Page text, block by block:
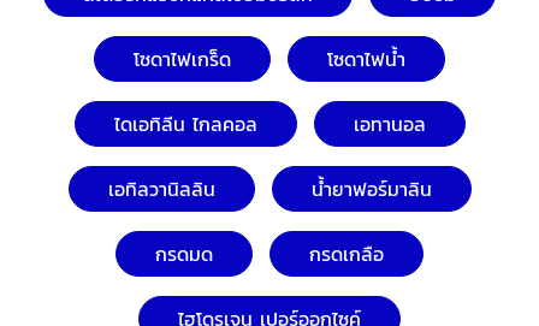
โซดาไฟเกร็ด โซดาไฟน้ำ
ไดเอทิลีน ไกลคอล เอทานอล
เอทิลวานิลลิน น้ำยาฟอร์มาลิน
กรดมด กรดเกลือ
ไฮโดรเจน เปอร์ออกไซค์